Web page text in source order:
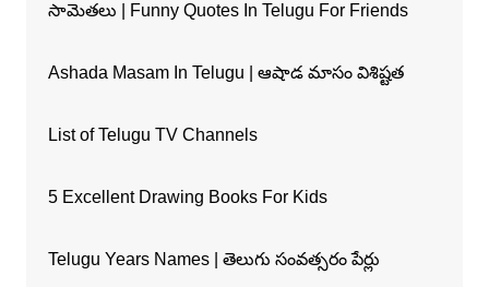
సామెతలు | Funny Quotes In Telugu For Friends
Ashada Masam In Telugu | ఆషాడ మాసం విశిష్టత
List of Telugu TV Channels
5 Excellent Drawing Books For Kids
Telugu Years Names | తెలుగు సంవత్సరం పేర్లు